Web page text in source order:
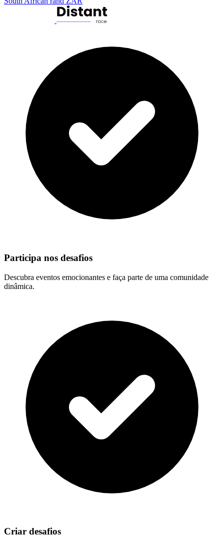
Participa nos desafios
Descubra eventos emocionantes e faça parte de uma comunidade
dinâmica.
Criar desafios